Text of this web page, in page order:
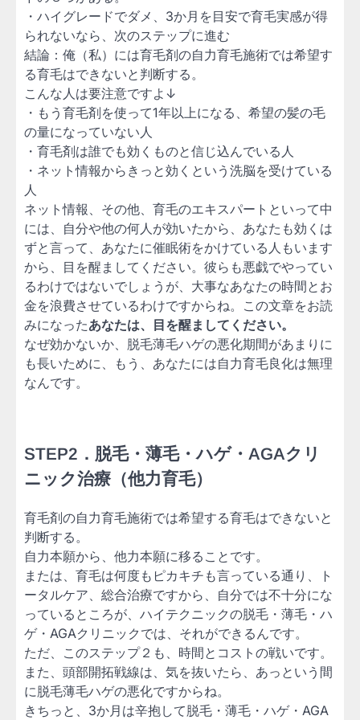
・ハイグレードでダメ、3か月を目安で育毛実感が得
られないなら、次のステップに進む
結論：俺（私）には育毛剤の自力育毛施術では希望す
る育毛はできないと判断する。
こんな人は要注意ですよ↓
・もう育毛剤を使って1年以上になる、希望の髪の毛
の量になっていない人
・育毛剤は誰でも効くものと信じ込んでいる人
・ネット情報からきっと効くという洗脳を受けている
人
ネット情報、その他、育毛のエキスパートといって中
には、自分や他の何人が効いたから、あなたも効くは
ずと言って、あなたに催眠術をかけている人もいます
から、目を醒ましてください。彼らも悪戯でやってい
るわけではないでしょうが、大事なあなたの時間とお
金を浪費させているわけですからね。この文章をお読
みになったあなたは、目を醒ましてください。
なぜ効かないか、脱毛薄毛ハゲの悪化期間があまりに
も長いために、もう、あなたには自力育毛良化は無理
なんです。
STEP2．脱毛・薄毛・ハゲ・AGAクリ
ニック治療（他力育毛）
育毛剤の自力育毛施術では希望する育毛はできないと
判断する。
自力本願から、他力本願に移ることです。
または、育毛は何度もピカキチも言っている通り、ト
ータルケア、総合治療ですから、自分では不十分にな
っているところが、ハイテクニックの脱毛・薄毛・ハ
ゲ・AGAクリニックでは、それができるんです。
ただ、このステップ２も、時間とコストの戦いです。
また、頭部開拓戦線は、気を抜いたら、あっという間
に脱毛薄毛ハゲの悪化ですからね。
きちっと、3か月は辛抱して脱毛・薄毛・ハゲ・AGA